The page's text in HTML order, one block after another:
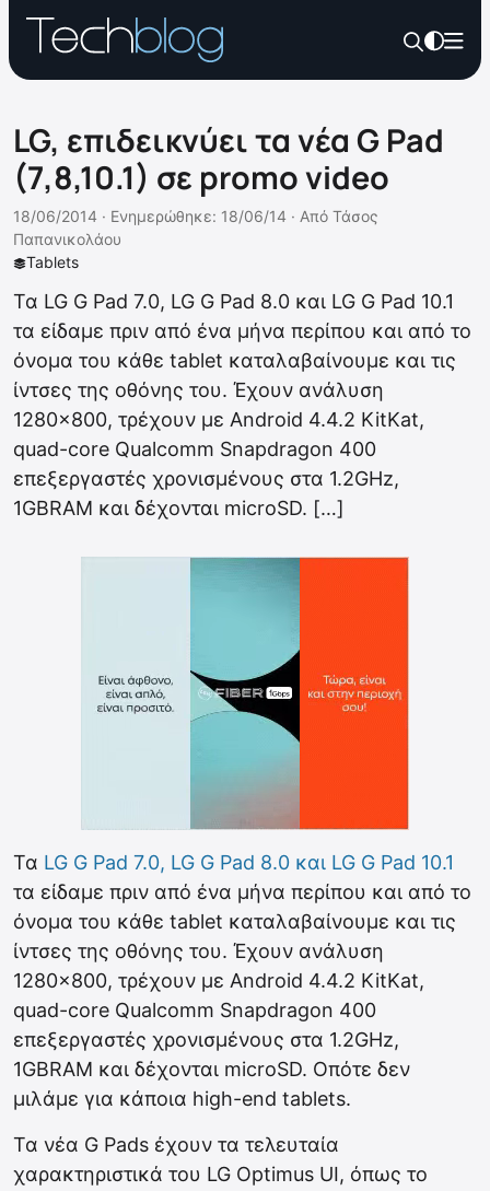
LG, επιδεικνύει τα νέα G Pad
(7,8,10.1) σε promo video
Tablets
18/06/2014 · Ενημερώθηκε: 18/06/14 · Από Τάσος
Παπανικολάου
Τα LG G Pad 7.0, LG G Pad 8.0 και LG G Pad 10.1
τα είδαμε πριν από ένα μήνα περίπου και από το
όνομα του κάθε tablet καταλαβαίνουμε και τις
ίντσες της οθόνης του. Έχουν ανάλυση
1280×800, τρέχουν με Android 4.4.2 KitKat,
quad-core Qualcomm Snapdragon 400
επεξεργαστές χρονισμένους στα 1.2GHz,
1GBRAM και δέχονται microSD. […]
Τα LG G Pad 7.0, LG G Pad 8.0 και LG G Pad 10.1
τα είδαμε πριν από ένα μήνα περίπου και από το
όνομα του κάθε tablet καταλαβαίνουμε και τις
ίντσες της οθόνης του. Έχουν ανάλυση
1280×800, τρέχουν με Android 4.4.2 KitKat,
quad-core Qualcomm Snapdragon 400
επεξεργαστές χρονισμένους στα 1.2GHz,
1GBRAM και δέχονται microSD. Οπότε δεν
μιλάμε για κάποια high-end tablets.
Τα νέα G Pads έχουν τα τελευταία
χαρακτηριστικά του LG Optimus UI, όπως το